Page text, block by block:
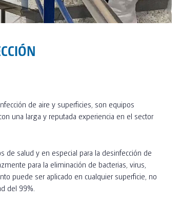
de aire y superficies, son equipos
una larga y reputada experiencia en el sector
de salud y en especial para la desinfección de
para la eliminación de bacterias, virus,
puede ser aplicado en cualquier superficie, no
del 99%.